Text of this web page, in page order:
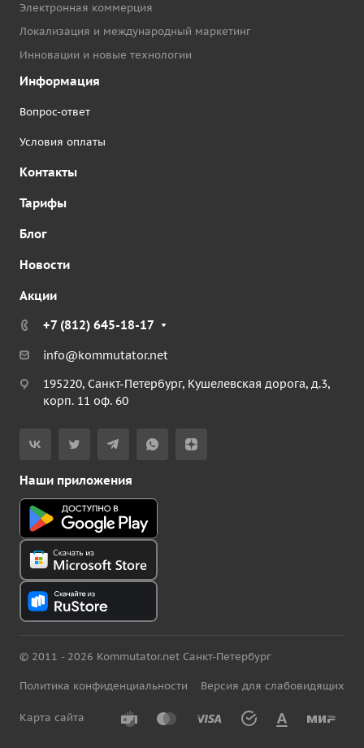
Электронная коммерция
Локализация и международный маркетинг
Инновации и новые технологии
Информация
Вопрос-ответ
Условия оплаты
Контакты
Тарифы
Блог
Новости
Акции
+7 (812) 645-18-17
info@kommutator.net
195220, Санкт-Петербург, Кушелевская дорога, д.3,
корп. 11 оф. 60
Наши приложения
© 2011 - 2026 Kommutator.net Санкт-Петербург
Политика конфиденциальности Версия для слабовидящих
Карта сайта